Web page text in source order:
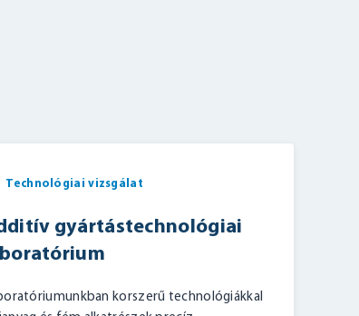
Technológiai vizsgálat
gyártástechnológiai
korszerű technológiákkal